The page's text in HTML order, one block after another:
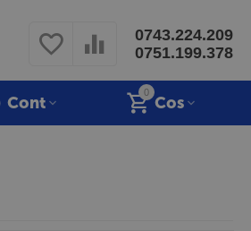
0743.224.209
0751.199.378
0
Cos
Cont